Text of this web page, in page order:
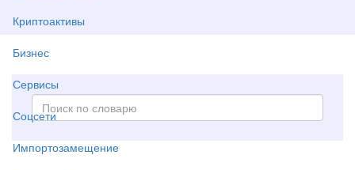
Криптоактивы
Бизнес
Сервисы
Соцсети
Импортозамещение